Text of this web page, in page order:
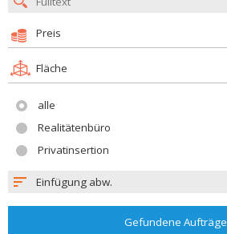
Preis
Fläche
alle
Realitätenbüro
Privatinsertion
Einfügung abw.
Gefundene Aufträge